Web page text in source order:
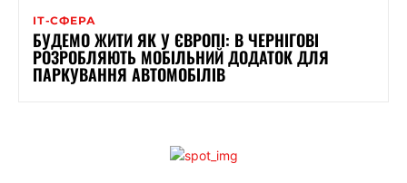
ІТ-СФЕРА
БУДЕМО ЖИТИ ЯК У ЄВРОПІ: В ЧЕРНІГОВІ
РОЗРОБЛЯЮТЬ МОБІЛЬНИЙ ДОДАТОК ДЛЯ
ПАРКУВАННЯ АВТОМОБІЛІВ